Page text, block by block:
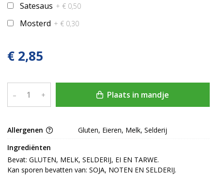
Satesaus + € 0,50
Mosterd + € 0,30
€ 2,85
– + Plaats in mandje
Allergenen
Gluten, Eieren, Melk, Selderij
Ingrediënten
Bevat: GLUTEN, MELK, SELDERIJ, EI EN TARWE.
Kan sporen bevatten van: SOJA, NOTEN EN SELDERIJ.